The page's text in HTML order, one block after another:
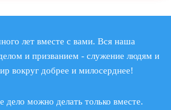
лет вместе с вами. Вся наша
и призванием - служение людям и
вокруг добрее и милосерднее!
дело можно делать только вместе.